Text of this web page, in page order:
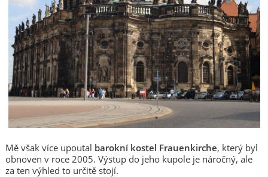
Mě však více upoutal barokní kostel Frauenkirche, který byl
obnoven v roce 2005. Výstup do jeho kupole je náročný, ale
za ten výhled to určitě stojí.